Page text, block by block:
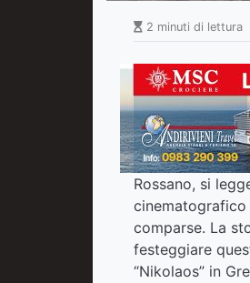
2 minuti di lettura
Rossano, si
comparse. La
festeggiare
“Nikolaos” in